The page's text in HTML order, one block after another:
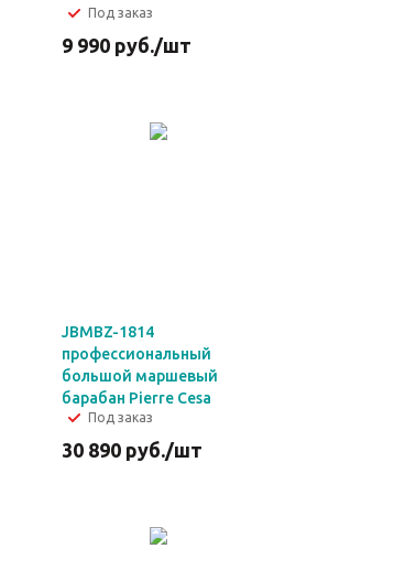
Под заказ
9 990руб./шт
JBMBZ-1814
профессиональный
большой маршевый
барабан Pierre Cesa
Под заказ
30 890руб./шт